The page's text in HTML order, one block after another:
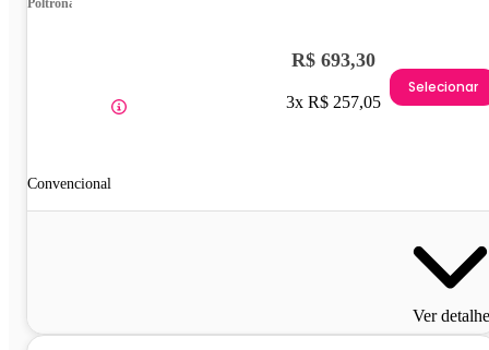
Poltrona
Convencional
R$ 693,30
3x R$ 257,05
Selecionar
Ver